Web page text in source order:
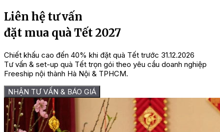
990.000 ₫.
Liên hệ tư vấn
đặt mua quà Tết 2027
Chiết khấu cao đến 40% khi đặt quà Tết trước 31.12.2026
Tư vấn & set-up quà Tết trọn gói theo yêu cầu doanh nghiệp
Freeship nội thành Hà Nội & TPHCM.
NHẬN TƯ VẤN & BÁO GIÁ